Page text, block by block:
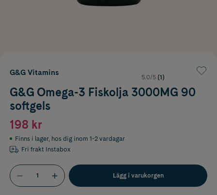
G&G Vitamins
5.0/5 (1)
G&G Omega-3 Fiskolja 3000MG 90
softgels
198 kr
Finns i lager, hos dig inom 1-2 vardagar
Fri frakt Instabox
Lägg i varukorgen